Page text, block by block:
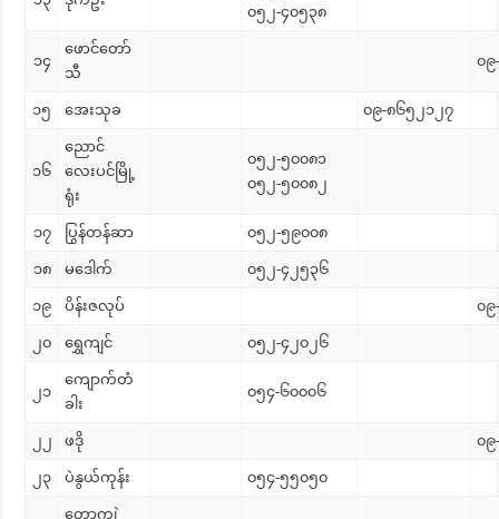
၀၅၂-၄၀၅၃၈
၁၄
ဖောင်တော်
သီ
၀၉
၁၅ အေးသုခ ၀၉-၈၆၅၂၁၂၇
၁၆
ညောင်
လေးပင်မြို့
ရုံး
၀၅၂-၅၀၀၈၁
၀၅၂-၅၀၀၈၂
၁၇ ပြွန်တန်ဆာ ၀၅၂-၅၉၀၀၈
၁၈ ‌မဒေါက် ၀၅၂-၄၂၅၃၆
၁၉ ပိန်းဇလုပ် ၀၉
၂၀ ရွှေကျင် ၀၅၂-၄၂၀၂၆
၂၁
ကျောက်တံ
ခါး
၀၅၄-၆၀၀၀၆
၂၂ ဖဒို ၀၉
၂၃ ပဲနွယ်ကုန်း ၀၅၄-၅၅၀၅၀
တောကျွဲ